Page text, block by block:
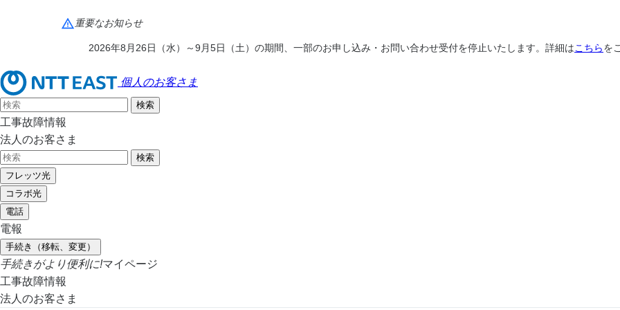
重要なお知らせ
2026年8月26日（水）～9月5日（土）の期間、一部のお申し込み・お問い合わせ受付を停止いたします。詳細はこちらを
個人のお客さま
工事故障情報
法人のお客さま
フレッツ光
コラボ光
電話
電報
手続き（移転、変更）
手続きがより便利に!マイページ
工事故障情報
法人のお客さま